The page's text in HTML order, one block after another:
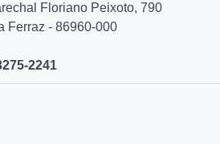
Floriano Peixoto, 790
Ferraz - 86960-000
2241